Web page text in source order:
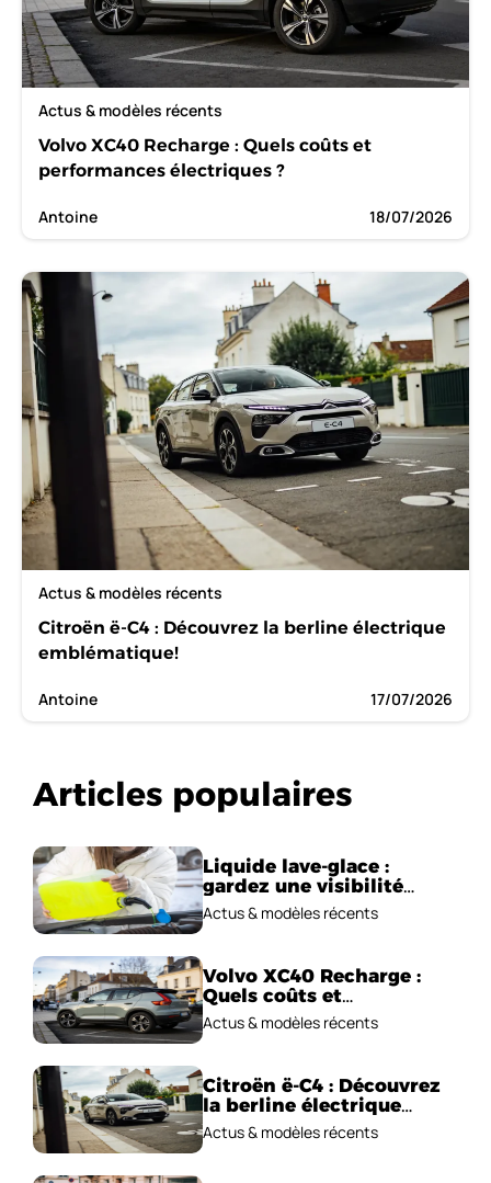
Actus & modèles récents
Volvo XC40 Recharge : Quels coûts et
performances électriques ?
Antoine 18/07/2026
Actus & modèles récents
Citroën ë-C4 : Découvrez la berline électrique
emblématique!
Antoine 17/07/2026
Articles populaires
Liquide lave-glace :
gardez une visibilité
parfaite en voiture
Actus & modèles récents
Volvo XC40 Recharge :
Quels coûts et
performances
électriques ?
Actus & modèles récents
Citroën ë-C4 : Découvrez
la berline électrique
emblématique!
Actus & modèles récents